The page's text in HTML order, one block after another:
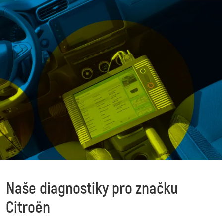
Naše diagnostiky pro značku
Citroën